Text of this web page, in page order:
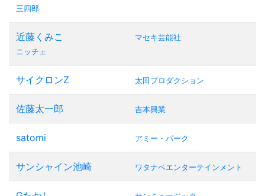
三四郎
近藤くみこ
ニッチェ
マセキ芸能社
サイクロンZ 太田プロダクション
佐藤太一郎 吉本興業
satomi アミー・パーク
サンシャイン池崎 ワタナベエンターテインメント